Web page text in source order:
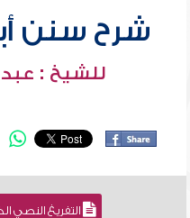
شرح سنن أبي
للشيخ : عبد
التفريغ النصي